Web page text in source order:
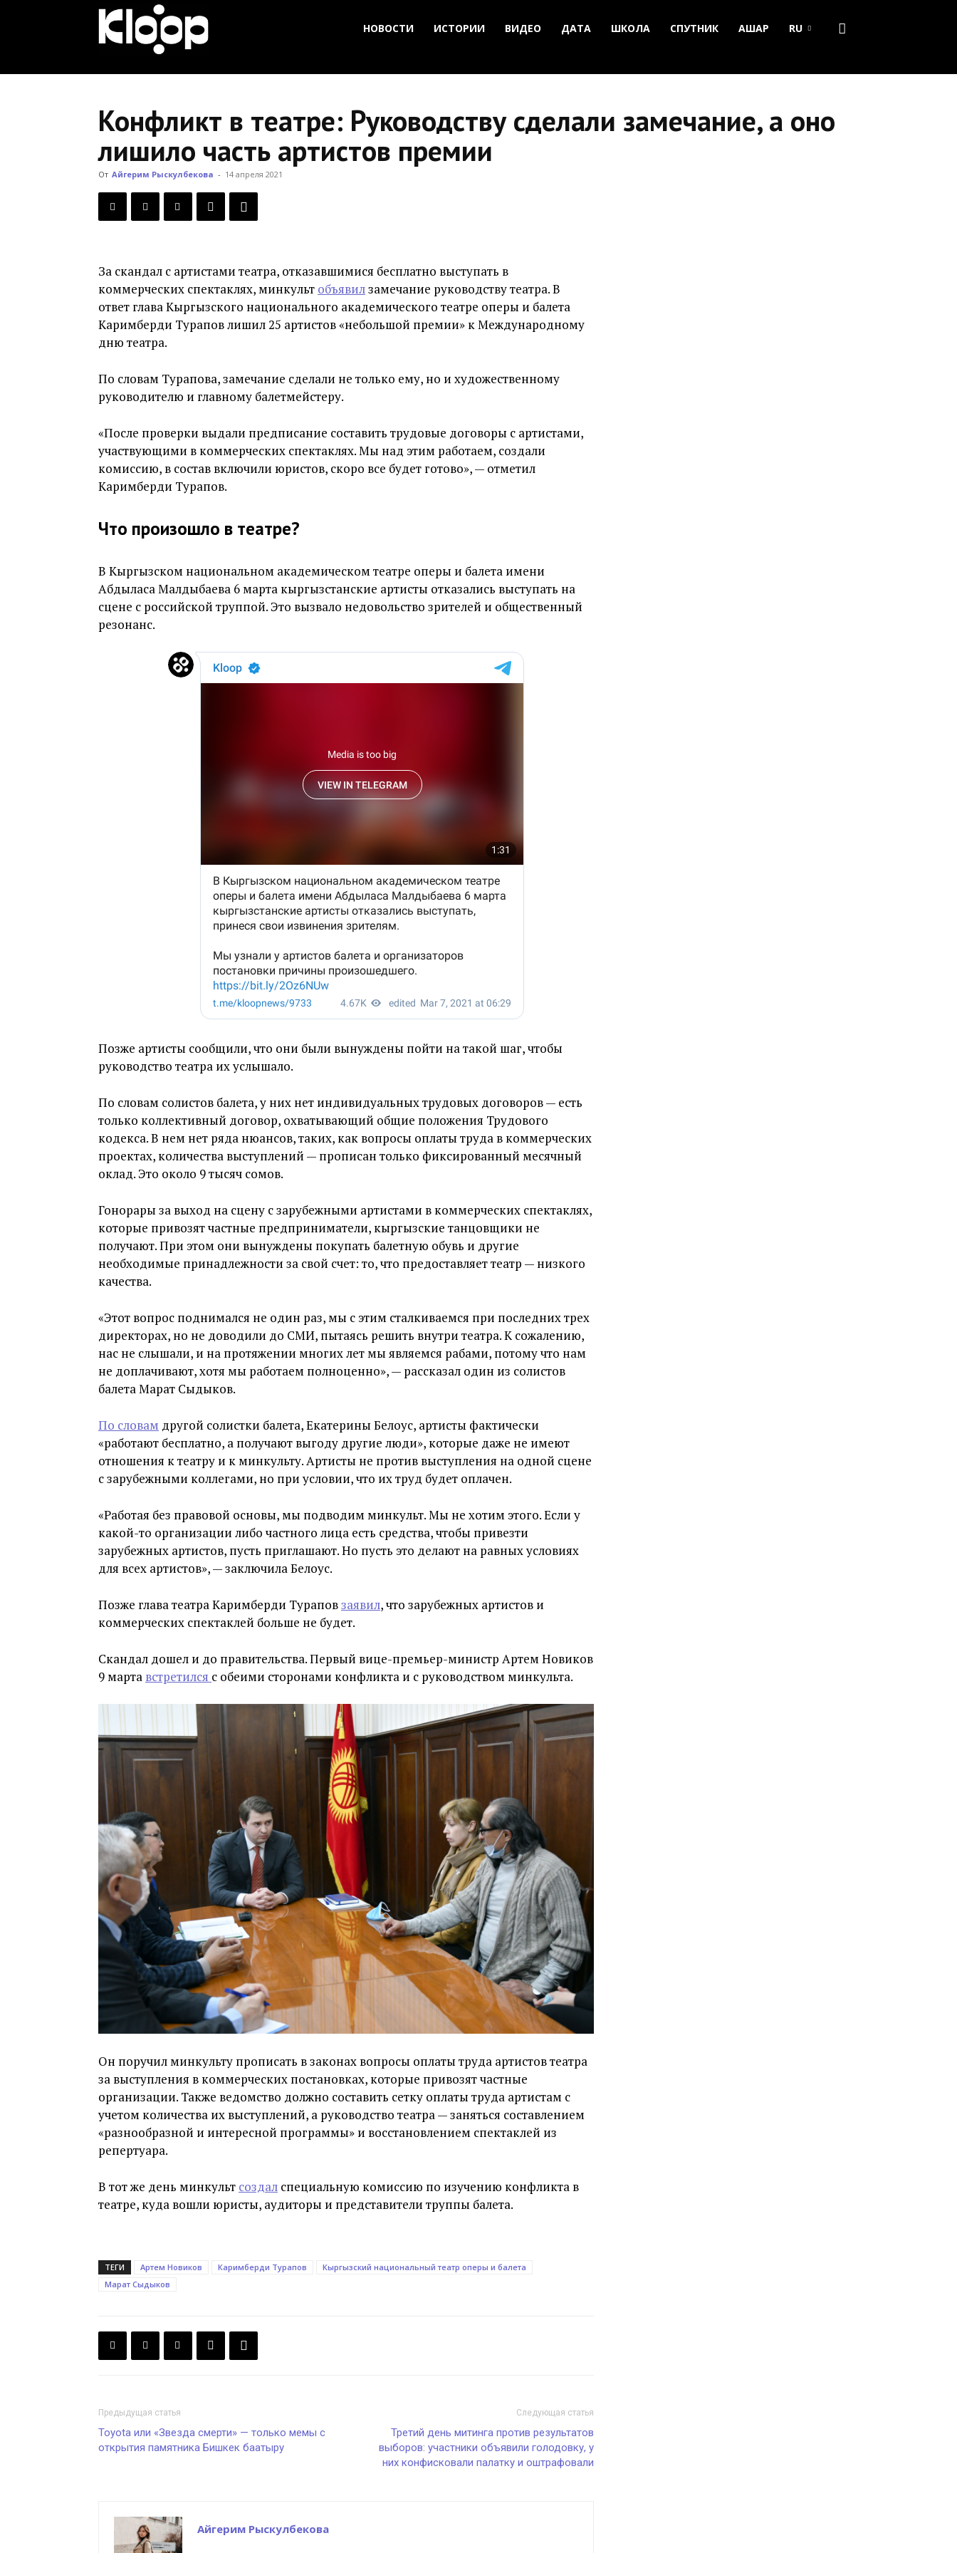
Кыргызстана
НОВОСТИ ИСТОРИИ ВИДЕО ДАТА ШКОЛА СПУТНИК АШАР RU
Конфликт в театре: Руководству сделали замечание, а оно
лишило часть артистов премии
От Айгерим Рыскулбекова - 14 апреля 2021
За скандал с артистами театра, отказавшимися бесплатно выступать в
коммерческих спектаклях, минкульт объявилзамечание руководству театра. В
ответ глава Кыргызского национального академического театре оперы и балета
Каримберди Турапов лишил 25 артистов «небольшой премии» к Международному
дню театра.
По словам Турапова, замечание сделали не только ему, но и художественному
руководителю и главному балетмейстеру.
«После проверки выдали предписание составить трудовые договоры с артистами,
участвующими в коммерческих спектаклях. Мы над этим работаем, создали
комиссию, в состав включили юристов, скоро все будет готово», — отметил
Каримберди Турапов.
Что произошло в театре?
В Кыргызском национальном академическом театре оперы и балета имени
Абдыласа Малдыбаева 6 марта кыргызстанские артисты отказались выступать на
сцене с российской труппой. Это вызвало недовольство зрителей и общественный
резонанс.
Позже артисты сообщили, что они были вынуждены пойти на такой шаг, чтобы
руководство театра их услышало.
По словам солистов балета, у них нет индивидуальных трудовых договоров — есть
только коллективный договор, охватывающий общие положения Трудового
кодекса. В нем нет ряда нюансов, таких, как вопросы оплаты труда в коммерческих
проектах, количества выступлений — прописан только фиксированный месячный
оклад. Это около 9 тысяч сомов.
Гонорары за выход на сцену с зарубежными артистами в коммерческих спектаклях,
которые привозят частные предприниматели, кыргызские танцовщики не
получают. При этом они вынуждены покупать балетную обувь и другие
необходимые принадлежности за свой счет: то, что предоставляет театр — низкого
качества.
«Этот вопрос поднимался не один раз, мы с этим сталкиваемся при последних трех
директорах, но не доводили до СМИ, пытаясь решить внутри театра. К сожалению,
нас не слышали, и на протяжении многих лет мы являемся рабами, потому что нам
не доплачивают, хотя мы работаем полноценно», — рассказал один из солистов
балета Марат Сыдыков.
По словам другой солистки балета, Екатерины Белоус, артисты фактически
«работают бесплатно, а получают выгоду другие люди», которые даже не имеют
отношения к театру и к минкульту. Артисты не против выступления на одной сцене
с зарубежными коллегами, но при условии, что их труд будет оплачен.
«Работая без правовой основы, мы подводим минкульт. Мы не хотим этого. Если у
какой-то организации либо частного лица есть средства, чтобы привезти
зарубежных артистов, пусть приглашают. Но пусть это делают на равных условиях
для всех артистов», — заключила Белоус.
Позже глава театра Каримберди Тураповзаявил, что зарубежных артистов и
коммерческих спектаклей больше не будет.
Скандал дошел и до правительства. Первый вице-премьер-министр Артем Новиков
9 марта встретился с обеими сторонами конфликта и с руководством минкульта.
Он поручил минкульту прописать в законах вопросы оплаты труда артистов театра
за выступления в коммерческих постановках, которые привозят частные
организации. Также ведомство должно составить сетку оплаты труда артистам с
учетом количества их выступлений, а руководство театра — заняться составлением
«разнообразной и интересной программы» и восстановлением спектаклей из
репертуара.
В тот же день минкульт создал специальную комиссию по изучению конфликта в
театре, куда вошли юристы, аудиторы и представители труппы балета.
ТЕГИ Артем Новиков Каримберди Турапов
Кыргызский национальный театр оперы и балета
Марат Сыдыков
Предыдущая статья
Toyota или «Звезда смерти» — только мемы с
открытия памятника Бишкек баатыру
Следующая статья
Третий день митинга против результатов
выборов: участники объявили голодовку, у
них конфисковали палатку и оштрафовали
Айгерим Рыскулбекова